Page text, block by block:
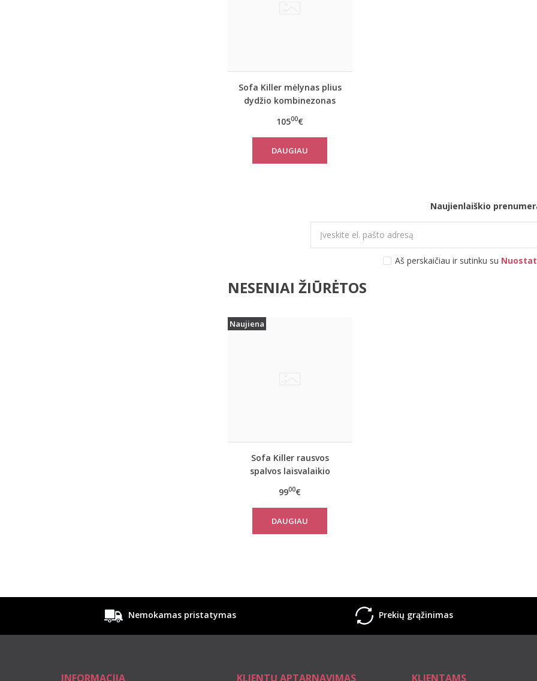
Sofa Killer mėlynas plius
dydžio kombinezonas
10500€
DAUGIAU
Naujienlaiškio
Aš perskaičiau ir sutinku su
NESENIAI ŽIŪRĖTOS
Naujiena
Sofa Killer rausvos
spalvos laisvalaikio
šortais
9900€
DAUGIAU
Nemokamas pristatymas Prekių grąžinimas
INFORMACIJA KLIENTŲ APTARNAVIMAS KLIENTAMS